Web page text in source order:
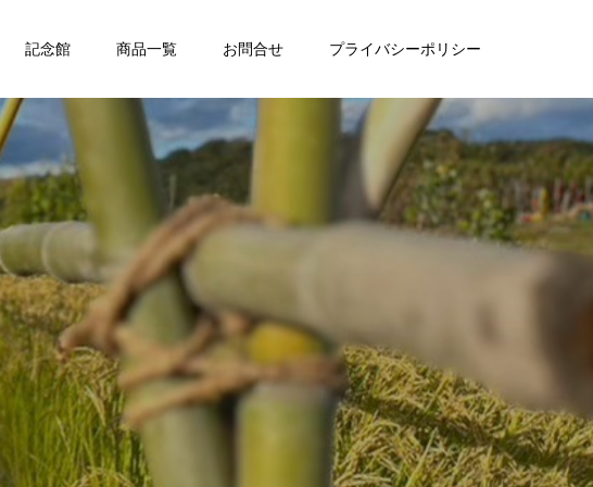
記念館 商品一覧 お問合せ プライバシーポリシー